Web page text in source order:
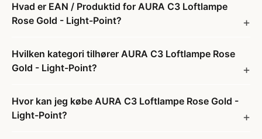
Hvad er EAN / Produktid for AURA C3 Loftlampe
Rose Gold - Light-Point?
Hvilken kategori tilhører AURA C3 Loftlampe Rose
Gold - Light-Point?
Hvor kan jeg købe AURA C3 Loftlampe Rose Gold -
Light-Point?